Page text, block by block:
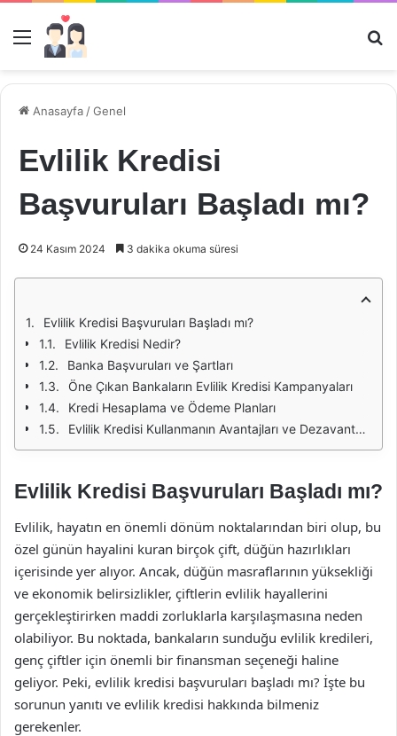
Menü
Anasayfa /Genel
Evlilik Kredisi
Başvuruları Başladı mı?
24 Kasım 2024 3 dakika okuma süresi
Evlilik Kredisi Başvuruları Başladı mı?
Evlilik Kredisi Nedir?
Banka Başvuruları ve Şartları
Öne Çıkan Bankaların Evlilik Kredisi Kampanyaları
Kredi Hesaplama ve Ödeme Planları
Evlilik Kredisi Kullanmanın Avantajları ve Dezavantajları
Evlilik Kredisi Başvuruları Başladı mı?
Evlilik, hayatın en önemli dönüm noktalarından biri olup, bu
özel günün hayalini kuran birçok çift, düğün hazırlıkları
içerisinde yer alıyor. Ancak, düğün masraflarının yüksekliği
ve ekonomik belirsizlikler, çiftlerin evlilik hayallerini
gerçekleştirirken maddi zorluklarla karşılaşmasına neden
olabiliyor. Bu noktada, bankaların sunduğu evlilik kredileri,
genç çiftler için önemli bir finansman seçeneği haline
geliyor. Peki, evlilik kredisi başvuruları başladı mı? İşte bu
sorunun yanıtı ve evlilik kredisi hakkında bilmeniz
gerekenler.